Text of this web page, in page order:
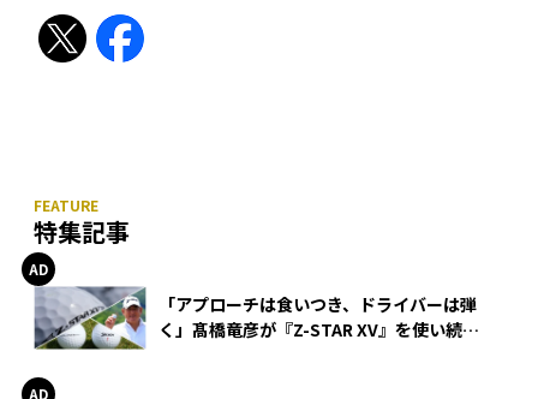
特集記事
「アプローチは食いつき、ドライバーは弾
く」髙橋竜彦が『Z-STAR XV』を使い続け